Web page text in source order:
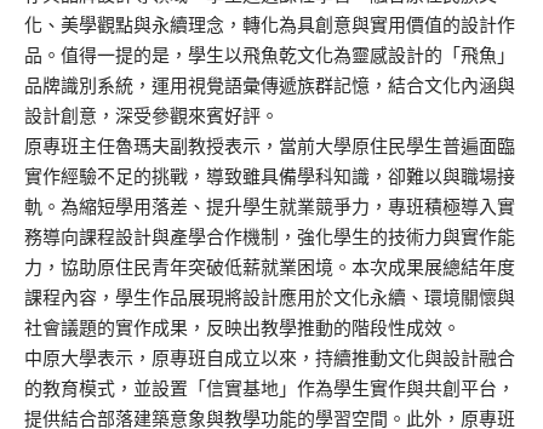
化、美學觀點與永續理念，轉化為具創意與實用價值的設計作
品。值得一提的是，學生以飛魚乾文化為靈感設計的「飛魚」
品牌識別系統，運用視覺語彙傳遞族群記憶，結合文化內涵與
設計創意，深受參觀來賓好評。
原專班主任魯瑪夫副教授表示，當前大學原住民學生普遍面臨
實作經驗不足的挑戰，導致雖具備學科知識，卻難以與職場接
軌。為縮短學用落差、提升學生就業競爭力，專班積極導入實
務導向課程設計與產學合作機制，強化學生的技術力與實作能
力，協助原住民青年突破低薪就業困境。本次成果展總結年度
課程內容，學生作品展現將設計應用於文化永續、環境關懷與
社會議題的實作成果，反映出教學推動的階段性成效。
中原大學表示，原專班自成立以來，持續推動文化與設計融合
的教育模式，並設置「信實基地」作為學生實作與共創平台，
提供結合部落建築意象與教學功能的學習空間。此外，原專班